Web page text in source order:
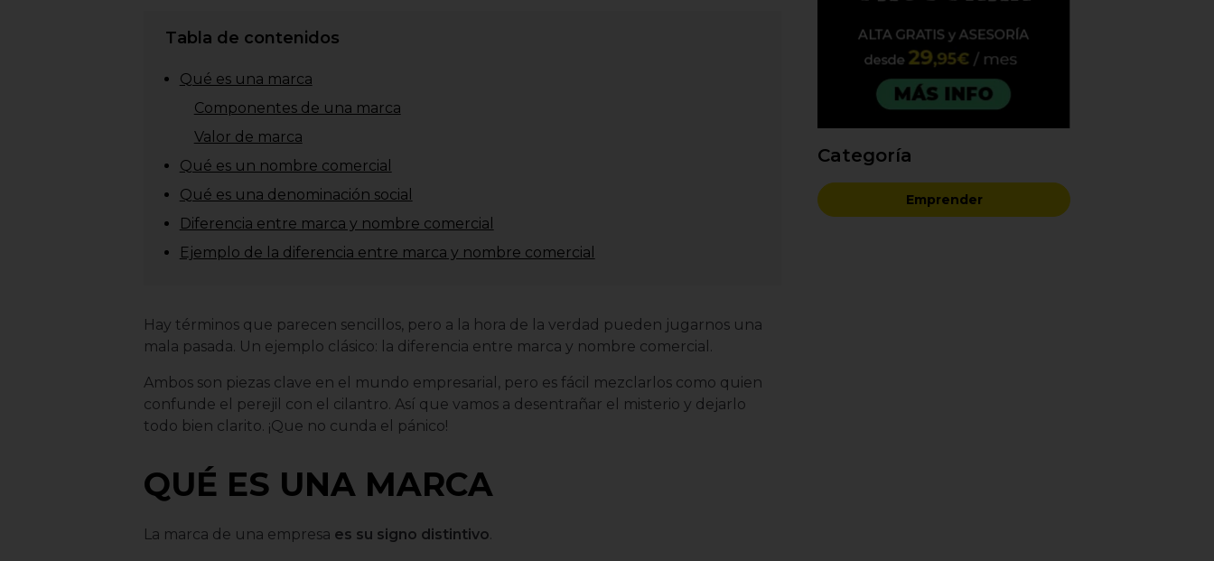
Tabla de contenidos
Qué es una marca
Componentes de una marca
Valor de marca
Qué es un nombre comercial
Qué es una denominación social
Diferencia entre marca y nombre comercial
Ejemplo de la diferencia entre marca y nombre comercial
Hay términos que parecen sencillos, pero a la hora de la verdad pueden jugarnos una
mala pasada. Un ejemplo clásico: la diferencia entre marca y nombre comercial.
Ambos son piezas clave en el mundo empresarial, pero es fácil mezclarlos como quien
confunde el perejil con el cilantro. Así que vamos a desentrañar el misterio y dejarlo
todo bien clarito. ¡Que no cunda el pánico!
QUÉ ES UNA MARCA
La marca de una empresa es su signo distintivo.
Categoría
Emprender